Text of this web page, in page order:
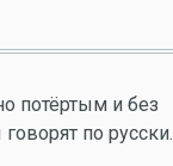
потёртым и без
по русски.